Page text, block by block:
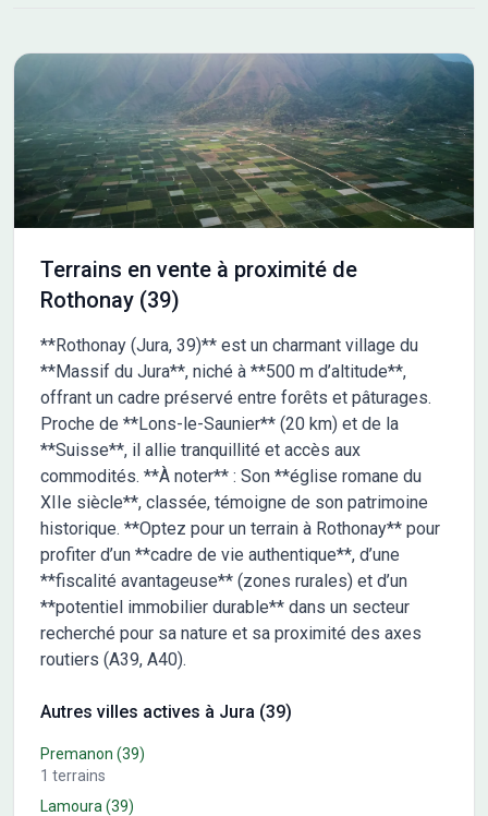
terrain n'attend plus que votre projet. A proximité : écoles,
collège, superette, pharmacie, ostéopathe, restaurants,
artisans, … Pas de frais d'Agence, ni de frais de dossier. Vous
pouvez compter sur un accompagnement de qualité tout au
long de votre achat. Dès à présent, profitez du prêt à taux 0
(PATZ) pour financer votre projet. Les informations sur les
risques auxquels ce bien est exposé sont disponibles sur le site
Georisque : georisques. gouv. fr Pour plus de renseignements
concernant ce terrain et nos différentes annonces n'hésitez
pas à contacter : Elodie GROSSELIN BALLANDRAS - Chargée de
missions commercialisation
Terrains en vente à proximité de
Rothonay (39)
**Rothonay (Jura, 39)** est un charmant village du
**Massif du Jura**, niché à **500 m d’altitude**,
offrant un cadre préservé entre forêts et pâturages.
Proche de **Lons-le-Saunier** (20 km) et de la
**Suisse**, il allie tranquillité et accès aux
commodités. **À noter** : Son **église romane du
XIIe siècle**, classée, témoigne de son patrimoine
historique. **Optez pour un terrain à Rothonay** pour
profiter d’un **cadre de vie authentique**, d’une
**fiscalité avantageuse** (zones rurales) et d’un
**potentiel immobilier durable** dans un secteur
recherché pour sa nature et sa proximité des axes
routiers (A39, A40).
Autres villes actives à Jura (39)
Premanon (39)
1 terrains
Lamoura (39)